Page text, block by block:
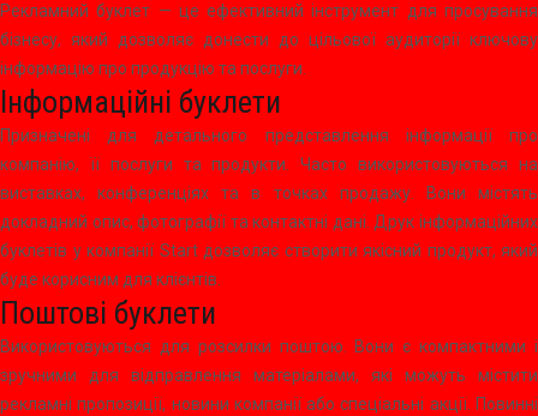
Рекламний буклет — це ефективний інструмент для просування
бізнесу, який дозволяє донести до цільової аудиторії ключову
інформацію про продукцію та послуги.
Інформаційні буклети
Призначені для детального представлення інформації про
компанію, її послуги та продукти. Часто використовуються на
виставках, конференціях та в точках продажу. Вони містять
докладний опис, фотографії та контактні дані. Друк інформаційних
буклетів у компанії Start дозволяє створити якісний продукт, який
буде корисним для клієнтів.
Поштові буклети
Використовуються для розсилки поштою. Вони є компактними і
зручними для відправлення матеріалами, які можуть містити
рекламні пропозиції, новини компанії або спеціальні акції. Повинні